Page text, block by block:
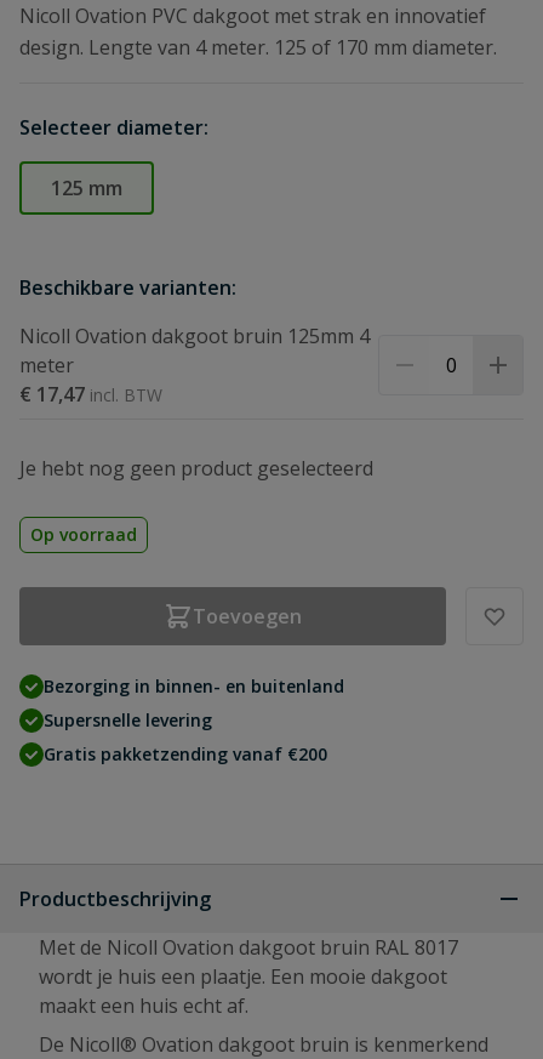
Nicoll Ovation PVC dakgoot met strak en innovatief
design. Lengte van 4 meter. 125 of 170 mm diameter.
Selecteer diameter:
125 mm
Beschikbare varianten:
Nicoll Ovation dakgoot bruin 125mm 4
meter
€ 17,47
Je hebt nog geen product geselecteerd
Op voorraad
Toevoegen
Bezorging in binnen- en buitenland
Supersnelle levering
Gratis pakketzending vanaf €200
Productbeschrijving
Met de Nicoll Ovation dakgoot bruin RAL 8017
wordt je huis een plaatje. Een mooie dakgoot
maakt een huis echt af.
De Nicoll® Ovation dakgoot bruin is kenmerkend